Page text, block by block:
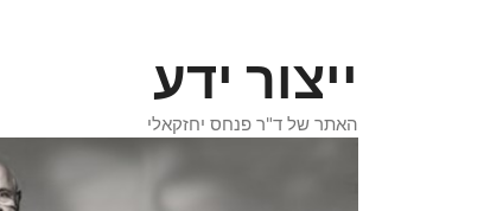
ייצור ידע
האתר של ד"ר פנחס יחזקאלי